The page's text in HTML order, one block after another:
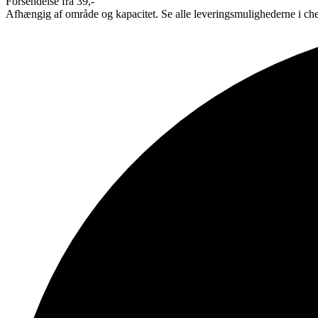
Afhængig af område og kapacitet. Se alle leveringsmulighederne i